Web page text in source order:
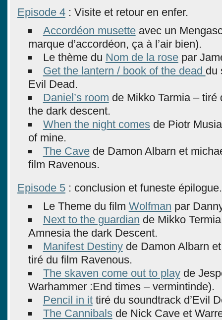
Episode 4 : Visite et retour en enfer.
Accordéon musetteavec un
marque d’accordéon, ça à l’air bien).
Le thème du Nom de la rosepar
Get the lantern / book of the dead du
Evil Dead.
Daniel’s room de Mikko Tarmia – tiré
the dark descent.
When the night comesde Piotr
of mine.
The Cavede Damon Albarn et
film Ravenous.
Episode 5 : conclusion et funeste épilogue.
Le Theme du film Wolfman par
Next to the guardian de Mikko
Amnesia the dark Descent.
Manifest Destinyde Damon Albarn
tiré du film Ravenous.
The skaven come out to playde
Warhammer :End times – vermintinde).
Pencil in ittiré du soundtrack d’Evil
The Cannibalsde Nick Cave et